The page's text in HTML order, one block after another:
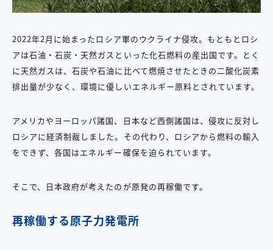
2022年2月に始まったロシア軍のウクライナ侵攻。もともとロシ
アは石油・石炭・天然ガスといった化石燃料の産出国です。とく
に天然ガスは、石炭や石油に比べて燃焼させたときの二酸化炭素
排出量が少なく、環境に優しいエネルギー原料とされています。
アメリカやヨーロッパ諸国、日本など西側諸国は、侵攻に反対し
ロシアに経済制裁しました。その代わり、ロシアから燃料の輸入
をできず、各国はエネルギー確保を迫られています。
そこで、日本政府が考えたのが原発の再稼働です。
再稼働する原子力発電所